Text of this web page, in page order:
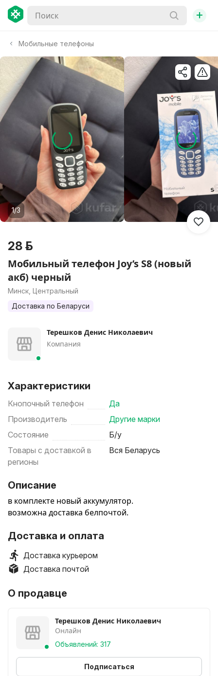
+
Мобильные телефоны
1/3
28 р.
Мобильный телефон Joy’s S8 (новый
акб) черный
Минск, Центральный
Доставка по Беларуси
Терешков Денис Николаевич
Компания
Характеристики
Кнопочный телефон
Да
Производитель
Другие марки
Состояние
Б/у
Товары с доставкой в
регионы
Вся Беларусь
Описание
в комплекте новый аккумулятор.
возможна доставка белпочтой.
Доставка и оплата
Доставка курьером
Доставка почтой
О продавце
Терешков Денис Николаевич
Онлайн
Объявлений: 317
Подписаться